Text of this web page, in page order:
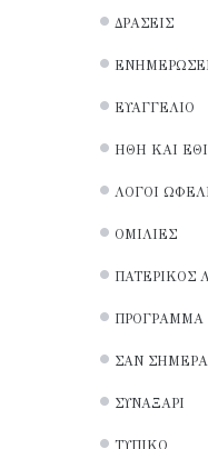
ΔΡΆΣΕΙΣ
ΕΥΑΓΓΈΛΙΟ
ΉΘΗ ΚΑΙ
ΛΌΓΟΙ
ΟΜΙΛΊΕΣ
ΠΑΤΕΡΙΚΌΣ
ΠΡΌΓΡΑΜΜΑ
ΣΑΝ ΣΉΜΕΡΑ
ΣΥΝΑΞΆΡΙ
ΤΥΠΙΚΌ